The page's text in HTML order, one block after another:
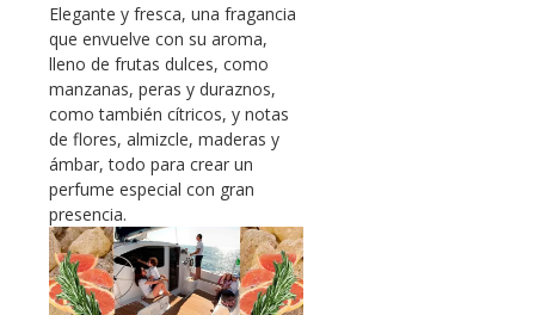
Elegante y fresca, una fragancia
que envuelve con su aroma,
lleno de frutas dulces, como
manzanas, peras y duraznos,
como también cítricos, y notas
de flores, almizcle, maderas y
ámbar, todo para crear un
perfume especial con gran
presencia.